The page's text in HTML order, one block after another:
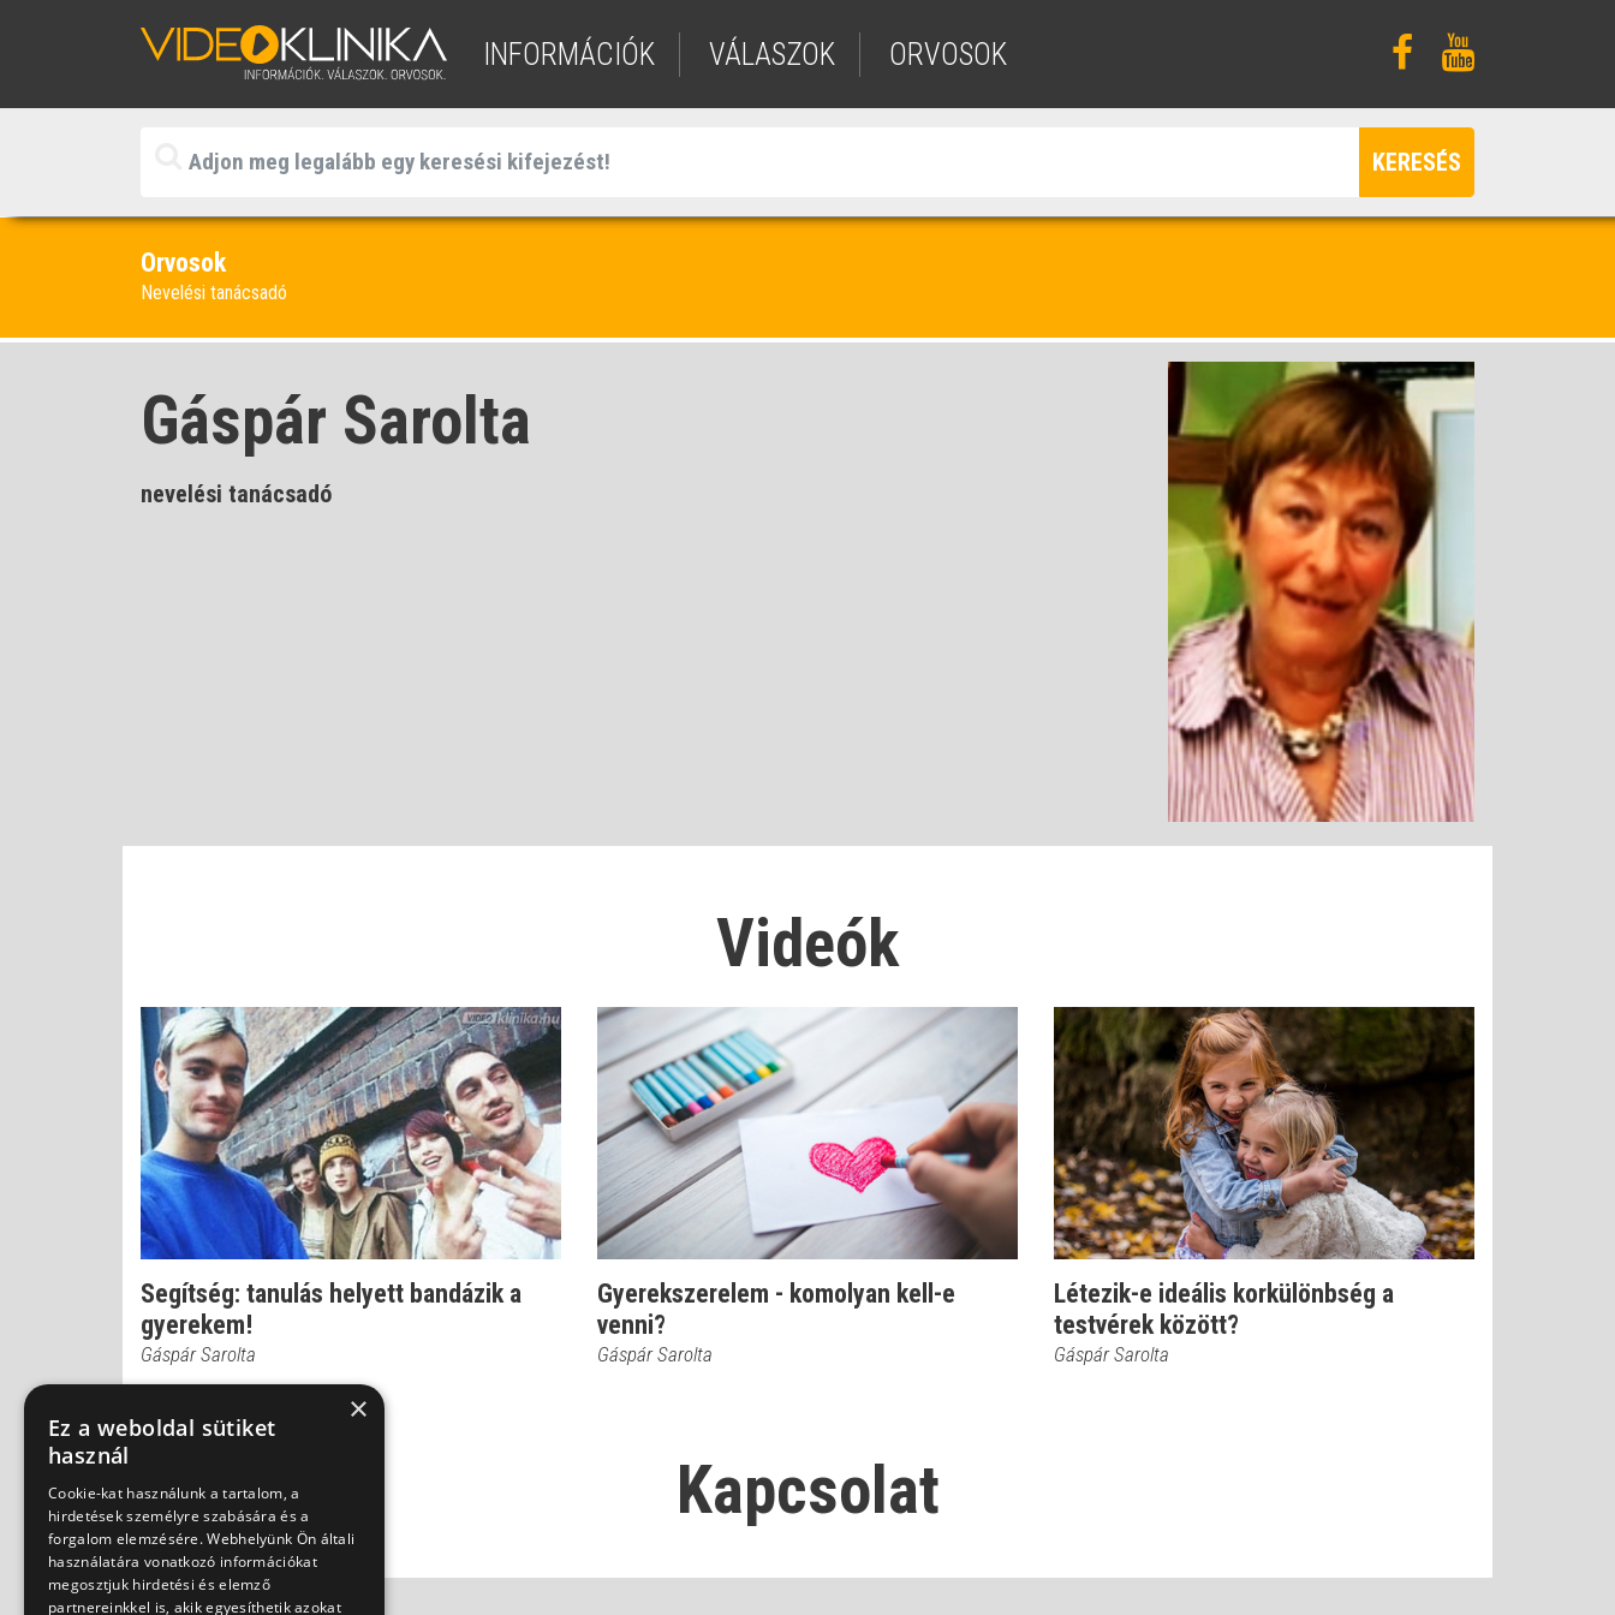
INFORMÁCIÓK VÁLASZOK ORVOSOK
KERESÉS
Orvosok
Nevelési tanácsadó
Gáspár Sarolta
nevelési tanácsadó
Videók
Segítség: tanulás helyett bandázik a
gyerekem!
Gáspár Sarolta
Gyerekszerelem - komolyan kell-e
venni?
Gáspár Sarolta
Létezik-e ideális korkülönbség a
testvérek között?
Gáspár Sarolta
Kapcsolat
×
Ez a weboldal sütiket
használ
Cookie-kat használunk a tartalom, a
hirdetések személyre szabására és a
forgalom elemzésére. Webhelyünk Ön általi
használatára vonatkozó információkat
megosztjuk hirdetési és elemző
partnereinkkel is, akik egyesíthetik azokat